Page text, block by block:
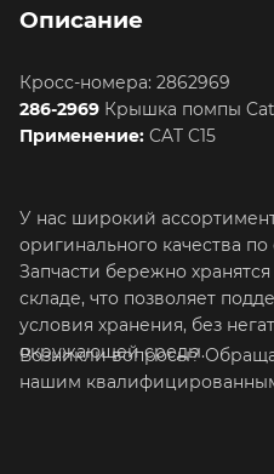
Описание
Кросс-номера: 2862969
286-2969 Крышка помпы
Применение: CAT C15
У нас широкий
оригинального качества
Запчасти бережно
складе, что позволяет
условия хранения, без
окружающей среды.
Возникли вопросы?
нашим